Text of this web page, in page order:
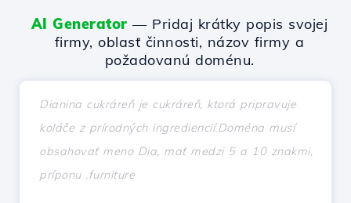
AI Generator — Pridaj krátky popis svojej
firmy, oblasť činnosti, názov firmy a
požadovanú doménu.